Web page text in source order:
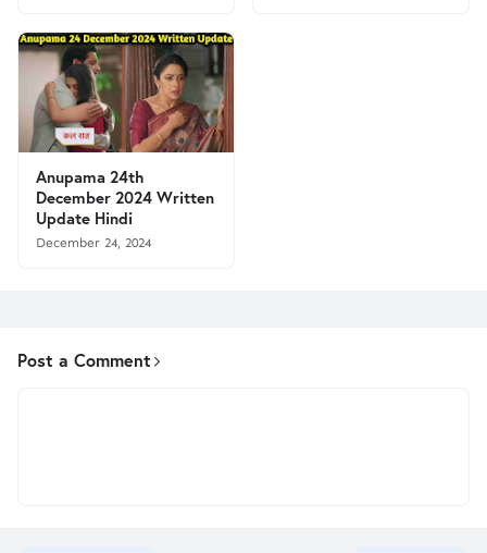
Anupama 24th
December 2024 Written
Update Hindi
December 24, 2024
Post a Comment